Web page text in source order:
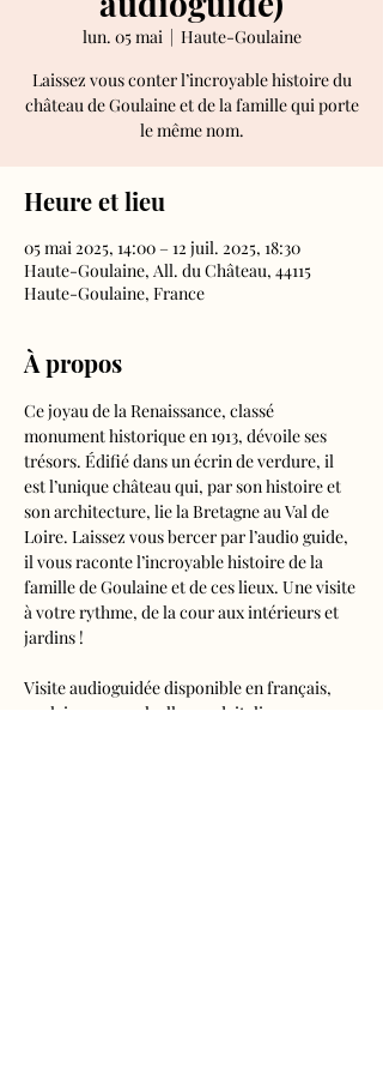
lun. 05 mai
  |
Haute-Goulaine
Laissez vous conter l’incroyable histoire du
château de Goulaine et de la famille qui porte
le même nom.
Heure et lieu
05 mai 2025, 14:00 – 12 juil. 2025, 18:30
Haute-Goulaine, All. du Château, 44115
Haute-Goulaine, France
À propos
Ce joyau de la Renaissance, classé
monument historique en 1913, dévoile ses
trésors. Édifié dans un écrin de verdure, il
est l’unique château qui, par son histoire et
son architecture, lie la Bretagne au Val de
Loire. Laissez vous bercer par l’audio guide,
il vous raconte l’incroyable histoire de la
famille de Goulaine et de ces lieux. Une visite
à votre rythme, de la cour aux intérieurs et
jardins !
Visite audioguidée disponible en français,
anglais, espagnol, allemand, italien,